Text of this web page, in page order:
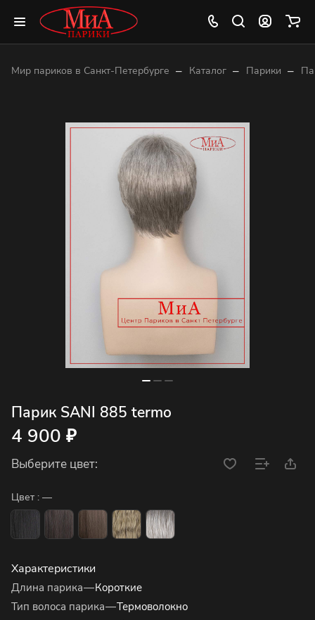
Мир париков в Санкт-Петербурге – Каталог – Парики –
Парик SANI 885 termo
4 900 ₽
Выберите цвет:
Цвет : —
Характеристики
Длина парика—Короткие
Тип волоса парика—Термоволокно